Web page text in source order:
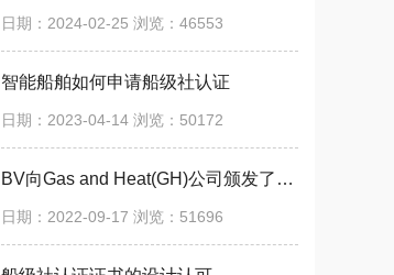
日期：2024-02-25 浏览：46553
智能船舶如何申请船级社认证
日期：2023-04-14 浏览：50172
BV向Gas and Heat(GH)公司颁发了BV法国船级社认证 原则性认可（AIP）证书
日期：2022-09-17 浏览：51696